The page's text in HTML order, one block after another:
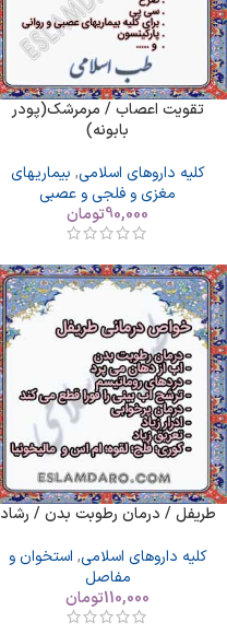
تقویت اعصاب / مرمرشک(پودر
بابونه)
کلیه داروهای اسلامی, بیماریهای
مغزی و فلجی و عصبی
90,000تومان
طریفل / درمان رطوبت بدن / رشاد
کلیه داروهای اسلامی, استخوان و
مفاصل
110,000تومان